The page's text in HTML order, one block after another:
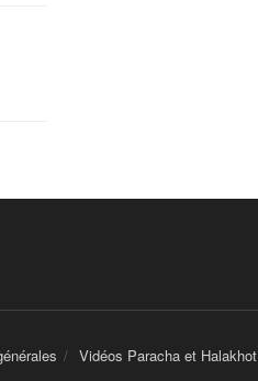
Vidéos Paracha et Halakhot